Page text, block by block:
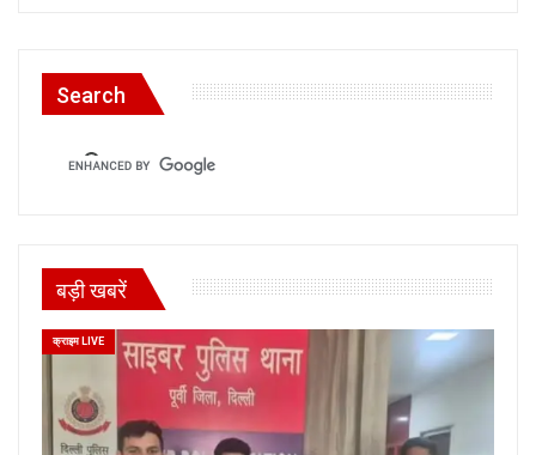
Search
बड़ी खबरें
क्राइम LIVE